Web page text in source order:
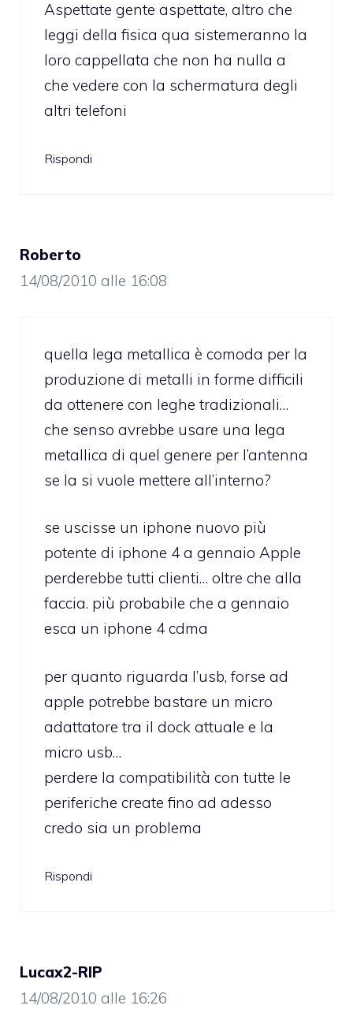
Aspettate gente aspettate, altro che
leggi della fisica qua sistemeranno la
loro cappellata che non ha nulla a
che vedere con la schermatura degli
altri telefoni
Rispondi
Roberto
14/08/2010 alle 16:08
quella lega metallica è comoda per la
produzione di metalli in forme difficili
da ottenere con leghe tradizionali…
che senso avrebbe usare una lega
metallica di quel genere per l’antenna
se la si vuole mettere all’interno?
se uscisse un iphone nuovo più
potente di iphone 4 a gennaio Apple
perderebbe tutti clienti… oltre che alla
faccia. più probabile che a gennaio
esca un iphone 4 cdma
per quanto riguarda l’usb, forse ad
apple potrebbe bastare un micro
adattatore tra il dock attuale e la
micro usb…
perdere la compatibilità con tutte le
periferiche create fino ad adesso
credo sia un problema
Rispondi
Lucax2-RIP
14/08/2010 alle 16:26